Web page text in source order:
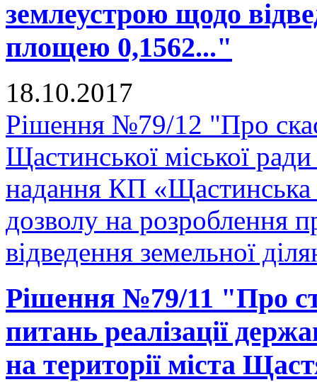
землеустрою щодо
площею 0,1562..."
18.10.2017
Рішення №79/12 "Про
Щастинської міської
надання КП «Щастинська
дозволу на розроблення
відведення земельної
Рішення №79/11 "Про
питань реалізації
на території міста